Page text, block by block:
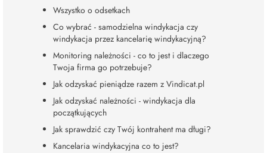
Wszystko o odsetkach
Co wybrać - samodzielna windykacja czy
windykacja przez kancelarię windykacyjną?
Monitoring należności - co to jest i dlaczego
Twoja firma go potrzebuje?
Jak odzyskać pieniądze razem z Vindicat.pl
Jak odzyskać należności - windykacja dla
początkujących
Jak sprawdzić czy Twój kontrahent ma długi?
Kancelaria windykacyjna co to jest?